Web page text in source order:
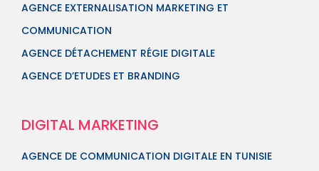
AGENCE EXTERNALISATION MARKETING ET
COMMUNICATION
AGENCE DÉTACHEMENT RÉGIE DIGITALE
AGENCE D’ETUDES ET BRANDING
DIGITAL MARKETING
AGENCE DE COMMUNICATION DIGITALE EN TUNISIE